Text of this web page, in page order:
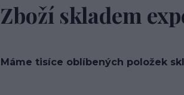
Zboží skladem
Máme tisíce oblíbených položek